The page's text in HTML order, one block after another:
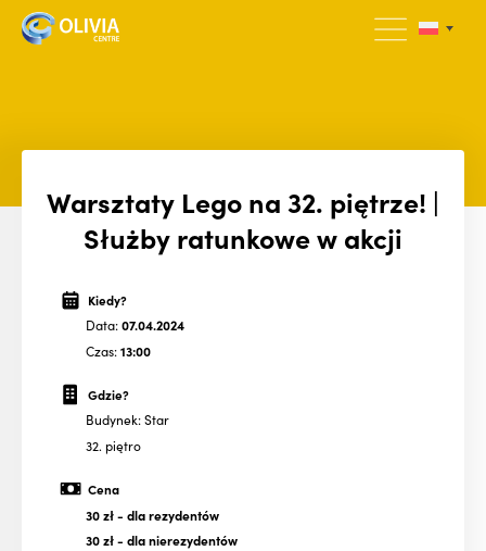
Warsztaty Lego na 32. piętrze! |
Służby ratunkowe w akcji
Kiedy?
Data:07.04.2024
Czas:13:00
Gdzie?
Budynek: Star
32. piętro
Cena
30 zł- dla rezydentów
30 zł- dla nierezydentów